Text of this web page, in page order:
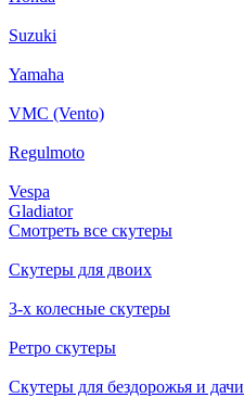
Suzuki
Yamaha
VMC (Vento)
Regulmoto
Vespa
Gladiator
Смотреть все скутеры
Скутеры для двоих
3-х колесные скутеры
Ретро скутеры
Скутеры для бездорожья и дачи